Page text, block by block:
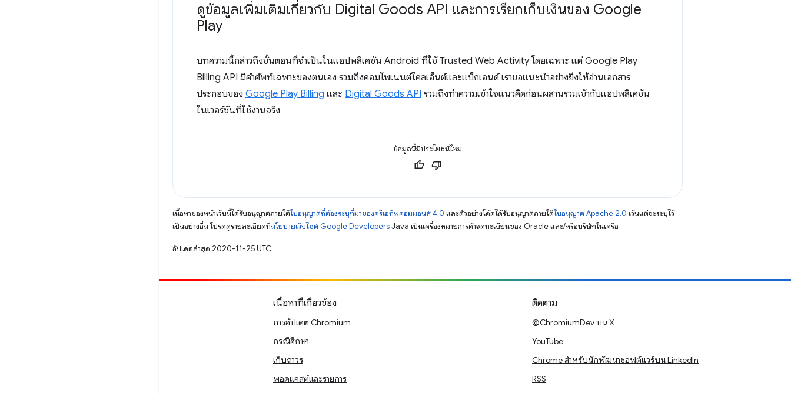
ดูข้อมูลเพิ่มเติมเกี่ยวกับ Digital Goods API และการเรียกเก็บเงินของ Google
Play
บทความนี้กล่าวถึงขั้นตอนที่จำเป็นในแอปพลิเคชัน Android ที่ใช้ Trusted Web Activity โดยเฉพาะ แต่ Google Play
Billing API มีคำศัพท์เฉพาะของตนเอง รวมถึงคอมโพเนนต์ไคลเอ็นต์และแบ็กเอนด์ เราขอแนะนําอย่างยิ่งให้อ่านเอกสาร
ประกอบของ Google Play Billing และ Digital Goods API รวมถึงทําความเข้าใจแนวคิดก่อนผสานรวมเข้ากับแอปพลิเคชัน
ในเวอร์ชันที่ใช้งานจริง
ข้อมูลนี้มีประโยชน์ไหม
เนื้อหาของหน้าเว็บนี้ได้รับอนุญาตภายใต้ใบอนุญาตที่ต้องระบุที่มาของครีเอทีฟคอมมอนส์ 4.0 และตัวอย่างโค้ดได้รับอนุญาตภายใต้ใบอนุญาต Apache 2.0 เว้นแต่จะระบุไว้
เป็นอย่างอื่น โปรดดูรายละเอียดที่นโยบายเว็บไซต์ Google DevelopersJava เป็นเครื่องหมายการค้าจดทะเบียนของ Oracle และ/หรือบริษัทในเครือ
อัปเดตล่าสุด 2020-11-25 UTC
เนื้อหาที่เกี่ยวข้อง
การอัปเดต Chromium
กรณีศึกษา
เก็บถาวร
พอดแคสต์และรายการ
ติดตาม
@ChromiumDev บน X
YouTube
Chrome สำหรับนักพัฒนาซอฟต์แวร์บน LinkedIn
RSS